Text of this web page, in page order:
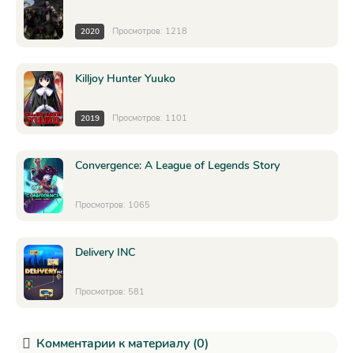
2020 Просмотров: 1218
Killjoy Hunter Yuuko
2019 Просмотров: 1101
Convergence: A League of Legends Story
Просмотров: 1065
Delivery INC
Просмотров: 581
Комментарии к материалу (0)